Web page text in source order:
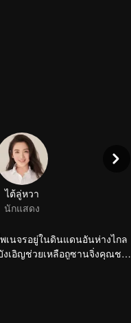
ไต้ลู่หวา
นักแสดง
เนจรอยู่ในดินแดนอันห่างไกล
เอิญช่วยเหลือถูซานจิ่งคุณชาย
ยวเยาแต่ก็จำกันไม่ได้จนผ่าน